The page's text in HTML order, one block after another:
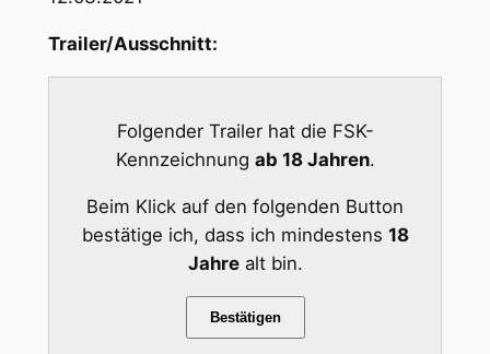
Trailer/Ausschnitt:
Folgender Trailer hat die FSK-
Kennzeichnung ab 18 Jahren.
Beim Klick auf den folgenden Button
bestätige ich, dass ich mindestens 18
Jahrealt bin.
Bestätigen